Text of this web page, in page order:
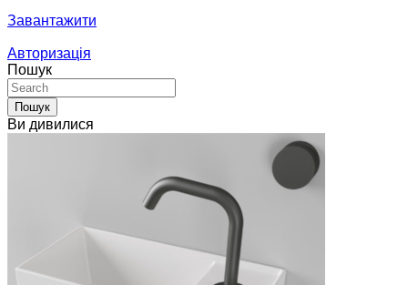
Завантажити
Авторизація
Пошук
Пошук
Ви дивилися